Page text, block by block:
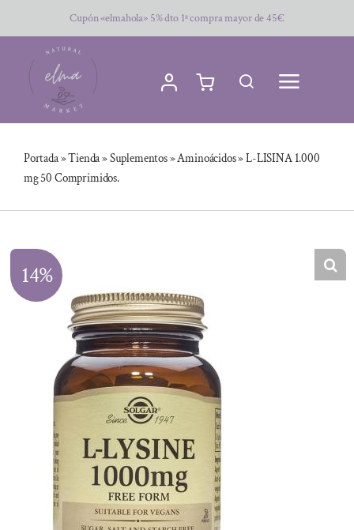
al
contenido
Cupón «elmahola» 5% dto 1ª compra mayor de 45€
Portada»Tienda»Suplementos»Aminoácidos»L-LISINA 1.000
mg 50 Comprimidos.
14%